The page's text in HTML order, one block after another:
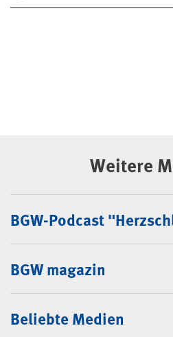
Weitere
BGW-Podcast
BGW magazin
Beliebte Medien